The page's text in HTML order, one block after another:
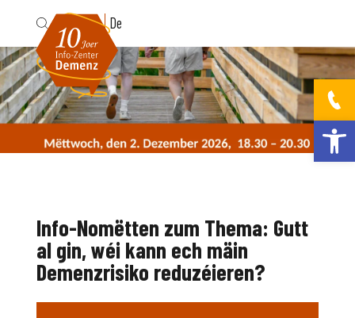
Ouvrir la
Fr De
Info-Nomëtten zum Thema: Gutt
al gin, wéi kann ech mäin
Demenzrisiko reduzéieren?